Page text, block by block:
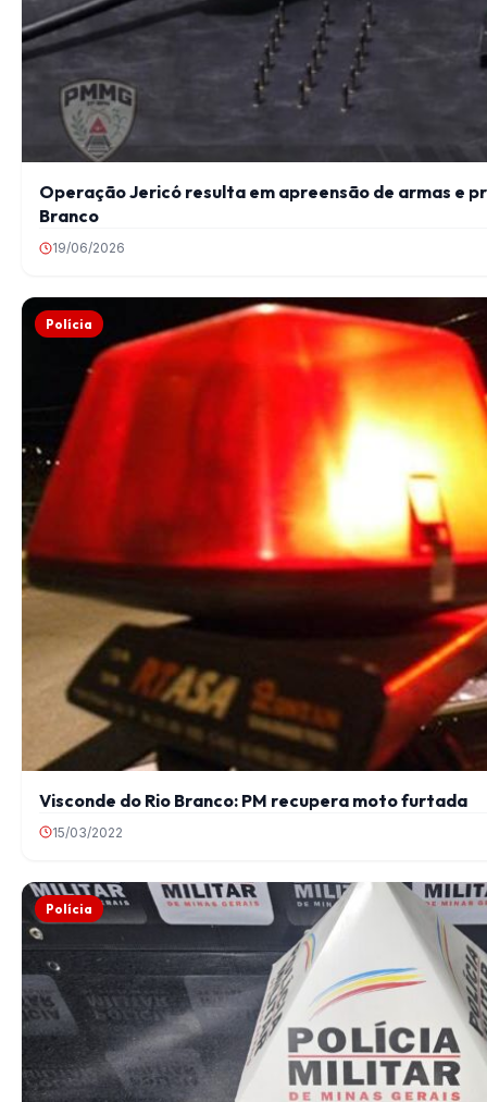
Operação Jericó resulta em apreensão de armas e
Branco
19/06/2026
Polícia
Visconde do Rio Branco: PM recupera moto furtada
15/03/2022
Polícia